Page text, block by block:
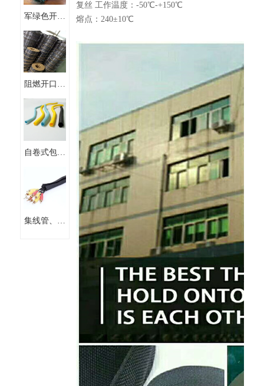
军绿色开口
自卷式编织
套管
阻燃开口自
卷式式线束
保护套管编
织套管
自卷式包线
口纺织布套
集线管、粘
复丝 工作温度：-50℃-+150℃
熔点：240±10℃